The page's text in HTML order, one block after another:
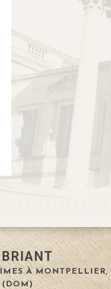
À MONTPELLIER,
(DOM)